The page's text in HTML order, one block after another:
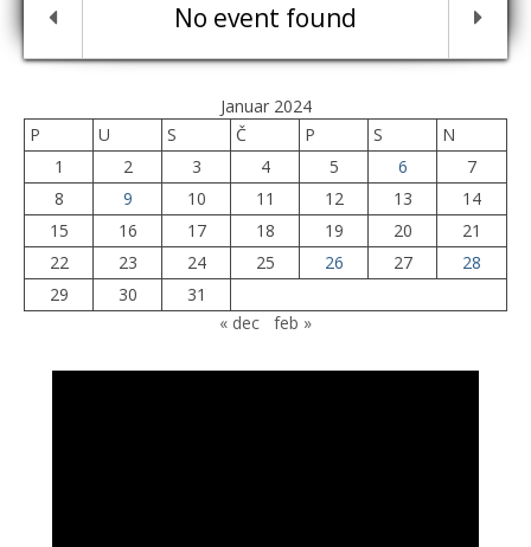
No event found
Januar 2024
P
U S Č P S
N
1
2 3 4 5 6
7
8
9 10 11 12 13
14
15
16 17 18 19 20
21
22
23 24 25 26 27
28
29
30
31
« dec
feb »